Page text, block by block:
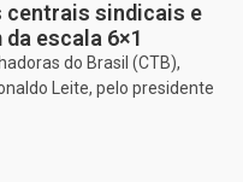
centrais sindicais e
escala 6×1
do Brasil (CTB),
Leite, pelo presidente